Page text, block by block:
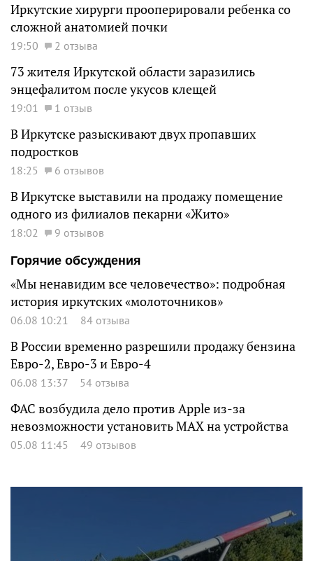
Иркутские хирурги прооперировали ребенка со
сложной анатомией почки
19:50 2 отзыва
73 жителя Иркутской области заразились
энцефалитом после укусов клещей
19:01 1 отзыв
В Иркутске разыскивают двух пропавших
подростков
18:25 6 отзывов
В Иркутске выставили на продажу помещение
одного из филиалов пекарни «Жито»
18:02
9 отзывов
Горячие обсуждения
«Мы ненавидим все человечество»: подробная
история иркутских «молоточников»
06.08 10:21 84 отзыва
В России временно разрешили продажу бензина
Евро-2, Евро-3 и Евро-4
06.08 13:37 54 отзыва
ФАС возбудила дело против Apple из-за
невозможности установить MAX на устройства
05.08 11:45 49 отзывов